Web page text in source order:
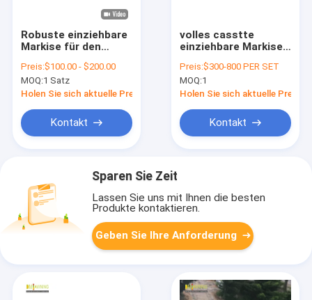
Robuste einziehbare
Markise für den
manuelle oder
motorisierte starke
Markise
Preis:$100.00 - $200.00
MOQ:1 Satz
Holen Sie sich aktuelle Preis
Kontakt
volles casstte
einziehbare Markise
und faltende
Kettenarmmarkise
mit
stark
Preis:$300-800 PER SET
MOQ:1
Holen Sie sich aktuelle Preis
Kontakt
Sparen Sie Zeit
Lassen Sie uns mit Ihnen die besten
Produkte kontaktieren.
Geben Sie Ihre Anforderung